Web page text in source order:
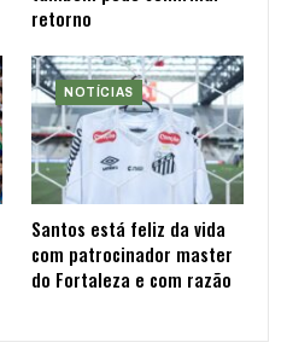
retorno
NOTÍCIAS
Santos está feliz da vida
com patrocinador master
do Fortaleza e com razão